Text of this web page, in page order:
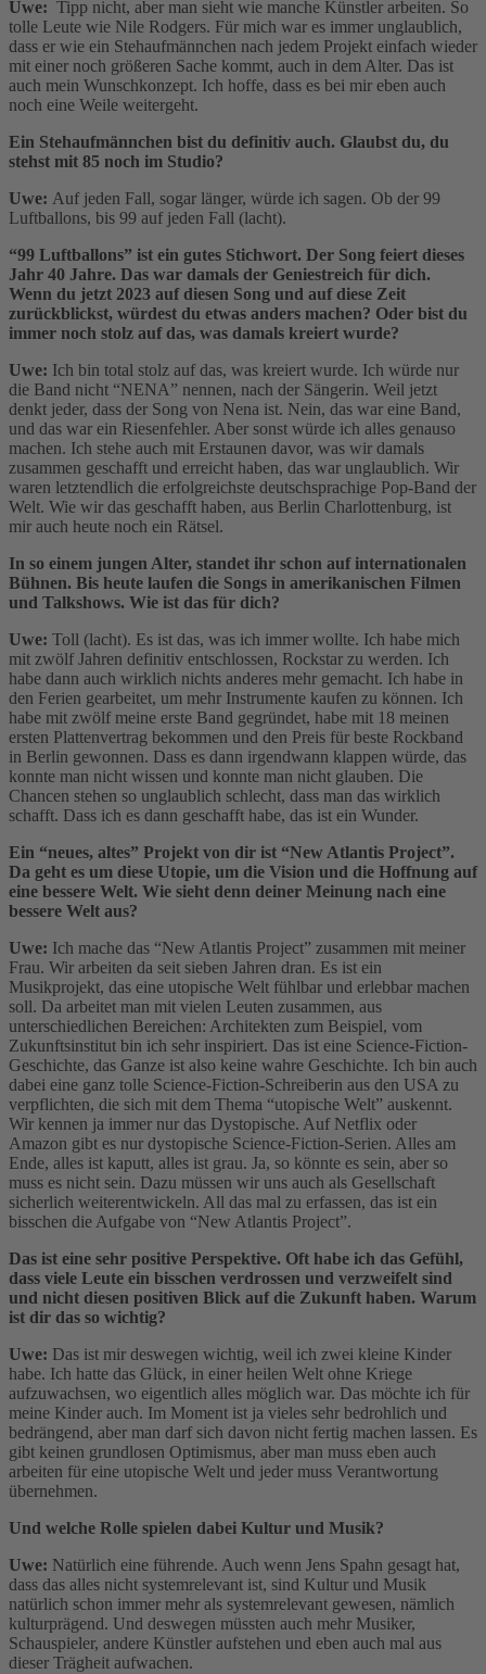
Uwe: Tipp nicht, aber man sieht wie manche Künstler arbeiten. So
tolle Leute wie Nile Rodgers. Für mich war es immer unglaublich,
dass er wie ein Stehaufmännchen nach jedem Projekt einfach wieder
mit einer noch größeren Sache kommt, auch in dem Alter. Das ist
auch mein Wunschkonzept. Ich hoffe, dass es bei mir eben auch
noch eine Weile weitergeht.
Ein Stehaufmännchen bist du definitiv auch. Glaubst du, du
stehst mit 85 noch im Studio?
Uwe: Auf jeden Fall, sogar länger, würde ich sagen. Ob der 99
Luftballons, bis 99 auf jeden Fall (lacht).
“99 Luftballons” ist ein gutes Stichwort. Der Song feiert dieses
Jahr 40 Jahre. Das war damals der Geniestreich für dich.
Wenn du jetzt 2023 auf diesen Song und auf diese Zeit
zurückblickst, würdest du etwas anders machen? Oder bist du
immer noch stolz auf das, was damals kreiert wurde?
Uwe: Ich bin total stolz auf das, was kreiert wurde. Ich würde nur
die Band nicht “NENA” nennen, nach der Sängerin. Weil jetzt
denkt jeder, dass der Song von Nena ist. Nein, das war eine Band,
und das war ein Riesenfehler. Aber sonst würde ich alles genauso
machen. Ich stehe auch mit Erstaunen davor, was wir damals
zusammen geschafft und erreicht haben, das war unglaublich. Wir
waren letztendlich die erfolgreichste deutschsprachige Pop-Band der
Welt. Wie wir das geschafft haben, aus Berlin Charlottenburg, ist
mir auch heute noch ein Rätsel.
In so einem jungen Alter, standet ihr schon auf internationalen
Bühnen. Bis heute laufen die Songs in amerikanischen Filmen
und Talkshows. Wie ist das für dich?
Uwe: Toll (lacht). Es ist das, was ich immer wollte. Ich habe mich
mit zwölf Jahren definitiv entschlossen, Rockstar zu werden. Ich
habe dann auch wirklich nichts anderes mehr gemacht. Ich habe in
den Ferien gearbeitet, um mehr Instrumente kaufen zu können. Ich
habe mit zwölf meine erste Band gegründet, habe mit 18 meinen
ersten Plattenvertrag bekommen und den Preis für beste Rockband
in Berlin gewonnen. Dass es dann irgendwann klappen würde, das
konnte man nicht wissen und konnte man nicht glauben. Die
Chancen stehen so unglaublich schlecht, dass man das wirklich
schafft. Dass ich es dann geschafft habe, das ist ein Wunder.
Ein “neues, altes” Projekt von dir ist “New Atlantis Project”.
Da geht es um diese Utopie, um die Vision und die Hoffnung auf
eine bessere Welt. Wie sieht denn deiner Meinung nach eine
bessere Welt aus?
Uwe: Ich mache das “New Atlantis Project” zusammen mit meiner
Frau. Wir arbeiten da seit sieben Jahren dran. Es ist ein
Musikprojekt, das eine utopische Welt fühlbar und erlebbar machen
soll. Da arbeitet man mit vielen Leuten zusammen, aus
unterschiedlichen Bereichen: Architekten zum Beispiel, vom
Zukunftsinstitut bin ich sehr inspiriert. Das ist eine Science-Fiction-
Geschichte, das Ganze ist also keine wahre Geschichte. Ich bin auch
dabei eine ganz tolle Science-Fiction-Schreiberin aus den USA zu
verpflichten, die sich mit dem Thema “utopische Welt” auskennt.
Wir kennen ja immer nur das Dystopische. Auf Netflix oder
Amazon gibt es nur dystopische Science-Fiction-Serien. Alles am
Ende, alles ist kaputt, alles ist grau. Ja, so könnte es sein, aber so
muss es nicht sein. Dazu müssen wir uns auch als Gesellschaft
sicherlich weiterentwickeln. All das mal zu erfassen, das ist ein
bisschen die Aufgabe von “New Atlantis Project”.
Das ist eine sehr positive Perspektive. Oft habe ich das Gefühl,
dass viele Leute ein bisschen verdrossen und verzweifelt sind
und nicht diesen positiven Blick auf die Zukunft haben. Warum
ist dir das so wichtig?
Uwe: Das ist mir deswegen wichtig, weil ich zwei kleine Kinder
habe. Ich hatte das Glück, in einer heilen Welt ohne Kriege
aufzuwachsen, wo eigentlich alles möglich war. Das möchte ich für
meine Kinder auch. Im Moment ist ja vieles sehr bedrohlich und
bedrängend, aber man darf sich davon nicht fertig machen lassen. Es
gibt keinen grundlosen Optimismus, aber man muss eben auch
arbeiten für eine utopische Welt und jeder muss Verantwortung
übernehmen.
Und welche Rolle spielen dabei Kultur und Musik?
Uwe: Natürlich eine führende. Auch wenn Jens Spahn gesagt hat,
dass das alles nicht systemrelevant ist, sind Kultur und Musik
natürlich schon immer mehr als systemrelevant gewesen, nämlich
kulturprägend. Und deswegen müssten auch mehr Musiker,
Schauspieler, andere Künstler aufstehen und eben auch mal aus
dieser Trägheit aufwachen.